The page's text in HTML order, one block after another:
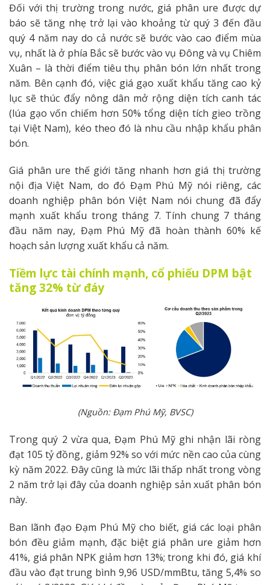
Đối với thị trường trong nước, giá phân ure được dự
báo sẽ tăng nhẹ trở lại vào khoảng từ quý 3 đến đầu
quý 4 năm nay do cả nước sẽ bước vào cao điểm mùa
vụ, nhất là ở phía Bắc sẽ bước vào vụ Đông và vụ Chiêm
Xuân – là thời điểm tiêu thụ phân bón lớn nhất trong
năm. Bên cạnh đó, việc giá gạo xuất khẩu tăng cao kỷ
lục sẽ thúc đẩy nông dân mở rộng diện tích canh tác
(lúa gạo vốn chiếm hơn 50% tổng diện tích gieo trồng
tại Việt Nam), kéo theo đó là nhu cầu nhập khẩu phân
bón.
Giá phân ure thế giới tăng nhanh hơn giá thị trường
nội địa Việt Nam, do đó Đạm Phú Mỹ nói riêng, các
doanh nghiệp phân bón Việt Nam nói chung đã đẩy
mạnh xuất khẩu trong tháng 7. Tính chung 7 tháng
đầu năm nay, Đạm Phú Mỹ đã hoàn thành 60% kế
hoạch sản lượng xuất khẩu cả năm.
Tiềm lực tài chính mạnh, cổ phiếu DPM bật
tăng 32% từ đáy
(Nguồn: Đạm Phú Mỹ, BVSC)
Trong quý 2 vừa qua, Đạm Phú Mỹ ghi nhận lãi ròng
đạt 105 tỷ đồng, giảm 92% so với mức nền cao của cùng
kỳ năm 2022. Đây cũng là mức lãi thấp nhất trong vòng
2 năm trở lại đây của doanh nghiệp sản xuất phân bón
này.
Ban lãnh đạo Đạm Phú Mỹ cho biết, giá các loại phân
bón đều giảm mạnh, đặc biệt giá phân ure giảm hơn
41%, giá phân NPK giảm hơn 13%; trong khi đó, giá khí
đầu vào đạt trung bình 9,96 USD/mmBtu, tăng 5,4% so